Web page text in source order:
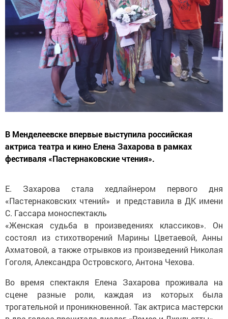
В Менделеевске впервые выступила российская
актриса театра и кино Елена Захарова в рамках
фестиваля «Пастернаковские чтения».
Е. Захарова стала хедлайнером первого дня
«Пастернаковских чтений» и представила в ДК имени
С. Гассара моноспектакль
«Женская судьба в произведениях классиков». Он
состоял из стихотворений Марины Цветаевой, Анны
Ахматовой, а также отрывков из произведений Николая
Гоголя, Александра Островского, Антона Чехова.
Во время спектакля Елена Захарова проживала на
сцене разные роли, каждая из которых была
трогательной и проникновенной. Так актриса мастерски